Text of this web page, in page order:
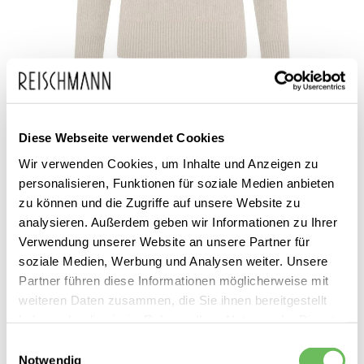
Diese Webseite verwendet Cookies
Wir verwenden Cookies, um Inhalte und Anzeigen zu
personalisieren, Funktionen für soziale Medien anbieten
zu können und die Zugriffe auf unsere Website zu
analysieren. Außerdem geben wir Informationen zu Ihrer
Verwendung unserer Website an unsere Partner für
soziale Medien, Werbung und Analysen weiter. Unsere
Partner führen diese Informationen möglicherweise mit
weiteren Daten zusammen, die Sie ihnen bereitgestellt
Notwendig
Zum
Anfang
der
Bildgalerie
springen
Drykorn
Manuelo
149,95 €
inkl. MwSt.
Dieses Produkt ist exklusiv in unseren Filialen erhältlich. Prüfen Sie
mit einem Klick auf „Vor Ort verfügbar?", wo Ihre Größe vorrätig ist.